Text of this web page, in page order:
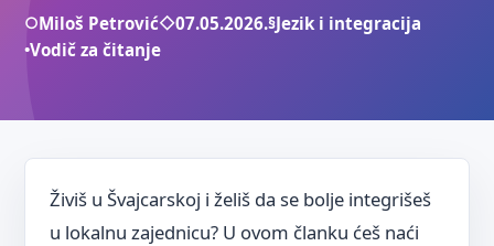
○Miloš Petrović◇07.05.2026.§Jezik i integracija
•Vodič za čitanje
Živiš u Švajcarskoj i želiš da se bolje integrišeš
u lokalnu zajednicu? U ovom članku ćeš naći